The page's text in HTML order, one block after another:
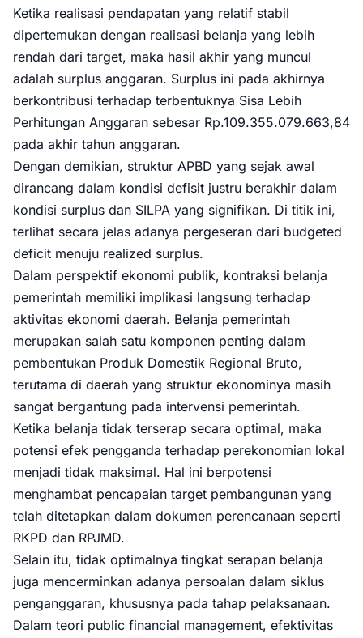
Ketika realisasi pendapatan yang relatif stabil
dipertemukan dengan realisasi belanja yang lebih
rendah dari target, maka hasil akhir yang muncul
adalah surplus anggaran. Surplus ini pada akhirnya
berkontribusi terhadap terbentuknya Sisa Lebih
Perhitungan Anggaran sebesar Rp.109.355.079.663,84
pada akhir tahun anggaran.
Dengan demikian, struktur APBD yang sejak awal
dirancang dalam kondisi defisit justru berakhir dalam
kondisi surplus dan SILPA yang signifikan. Di titik ini,
terlihat secara jelas adanya pergeseran dari budgeted
deficit menuju realized surplus.
Dalam perspektif ekonomi publik, kontraksi belanja
pemerintah memiliki implikasi langsung terhadap
aktivitas ekonomi daerah. Belanja pemerintah
merupakan salah satu komponen penting dalam
pembentukan Produk Domestik Regional Bruto,
terutama di daerah yang struktur ekonominya masih
sangat bergantung pada intervensi pemerintah.
Ketika belanja tidak terserap secara optimal, maka
potensi efek pengganda terhadap perekonomian lokal
menjadi tidak maksimal. Hal ini berpotensi
menghambat pencapaian target pembangunan yang
telah ditetapkan dalam dokumen perencanaan seperti
RKPD dan RPJMD.
Selain itu, tidak optimalnya tingkat serapan belanja
juga mencerminkan adanya persoalan dalam siklus
penganggaran, khususnya pada tahap pelaksanaan.
Dalam teori public financial management, efektivitas